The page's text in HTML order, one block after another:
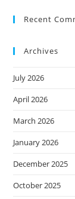
Recent
Archives
July 2026
April 2026
March 2026
January 2026
December 2025
October 2025